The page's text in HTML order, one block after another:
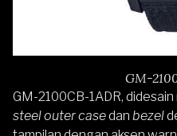
GM-
GM-2100CB-1ADR,
steel outer casedan bezel